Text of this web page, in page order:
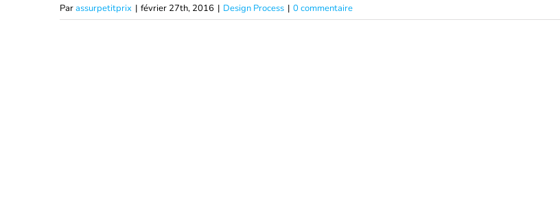
Parassurpetitprix | février 27th, 2016 | Design Process | 0 commentaire